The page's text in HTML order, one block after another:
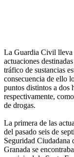
La Guardia Civil lleva
actuaciones
tráfico de sustancias
consecuencia de ello
puntos distintos a dos
respectivamente,
de drogas.
La primera de las
del pasado seis de
Seguridad
Granada se